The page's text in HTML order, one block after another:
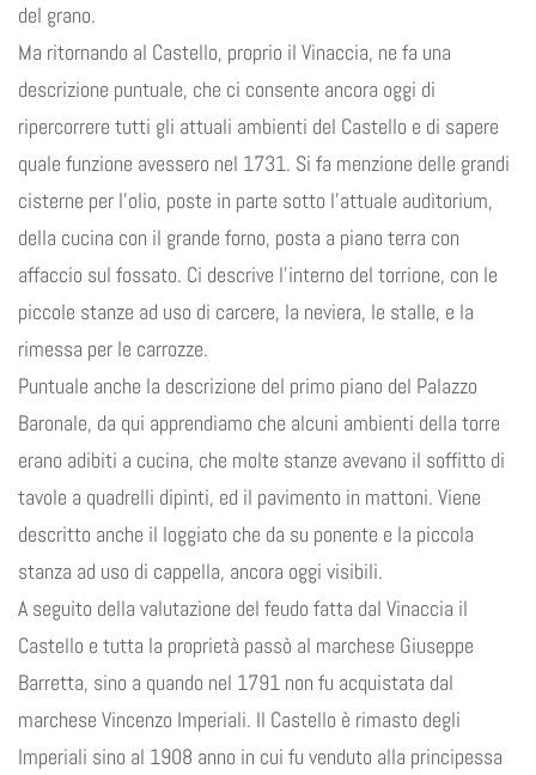
del grano.
Ma ritornando al Castello, proprio il Vinaccia, ne fa una
descrizione puntuale, che ci consente ancora oggi di
ripercorrere tutti gli attuali ambienti del Castello e di sapere
quale funzione avessero nel 1731. Si fa menzione delle grandi
cisterne per l’olio, poste in parte sotto l’attuale auditorium,
della cucina con il grande forno, posta a piano terra con
affaccio sul fossato. Ci descrive l’interno del torrione, con le
piccole stanze ad uso di carcere, la neviera, le stalle, e la
rimessa per le carrozze.
Puntuale anche la descrizione del primo piano del Palazzo
Baronale, da qui apprendiamo che alcuni ambienti della torre
erano adibiti a cucina, che molte stanze avevano il soffitto di
tavole a quadrelli dipinti, ed il pavimento in mattoni. Viene
descritto anche il loggiato che da su ponente e la piccola
stanza ad uso di cappella, ancora oggi visibili.
A seguito della valutazione del feudo fatta dal Vinaccia il
Castello e tutta la proprietà passò al marchese Giuseppe
Barretta, sino a quando nel 1791 non fu acquistata dal
marchese Vincenzo Imperiali. Il Castello è rimasto degli
Imperiali sino al 1908 anno in cui fu venduto alla principessa